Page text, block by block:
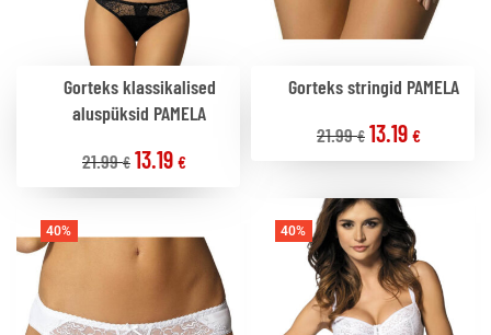
Gorteks klassikalised
aluspüksid PAMELA
21.99€ 13.19 €
Gorteks stringid PAMELA
21.99€ 13.19 €
40% 40%